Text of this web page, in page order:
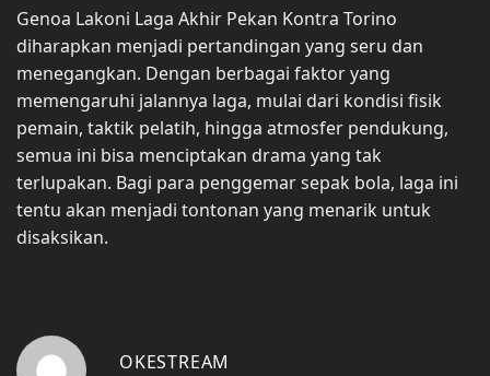
Genoa Lakoni Laga Akhir Pekan Kontra Torino
diharapkan menjadi pertandingan yang seru dan
menegangkan. Dengan berbagai faktor yang
memengaruhi jalannya laga, mulai dari kondisi fisik
pemain, taktik pelatih, hingga atmosfer pendukung,
semua ini bisa menciptakan drama yang tak
terlupakan. Bagi para penggemar sepak bola, laga ini
tentu akan menjadi tontonan yang menarik untuk
disaksikan.
OKESTREAM